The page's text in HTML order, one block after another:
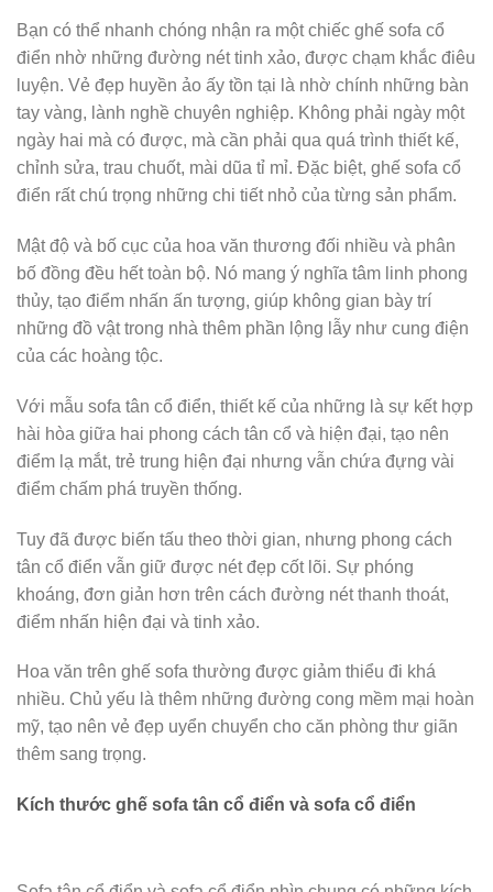
Bạn có thể nhanh chóng nhận ra một chiếc ghế sofa cổ
điển nhờ những đường nét tinh xảo, được chạm khắc điêu
luyện. Vẻ đẹp huyền ảo ấy tồn tại là nhờ chính những bàn
tay vàng, lành nghề chuyên nghiệp. Không phải ngày một
ngày hai mà có được, mà cần phải qua quá trình thiết kế,
chỉnh sửa, trau chuốt, mài dũa tỉ mỉ. Đặc biệt, ghế sofa cổ
điển rất chú trọng những chi tiết nhỏ của từng sản phẩm.
Mật độ và bố cục của hoa văn thương đối nhiều và phân
bố đồng đều hết toàn bộ. Nó mang ý nghĩa tâm linh phong
thủy, tạo điểm nhấn ấn tượng, giúp không gian bày trí
những đồ vật trong nhà thêm phần lộng lẫy như cung điện
của các hoàng tộc.
Với mẫu sofa tân cổ điển, thiết kế của những là sự kết hợp
hài hòa giữa hai phong cách tân cổ và hiện đại, tạo nên
điểm lạ mắt, trẻ trung hiện đại nhưng vẫn chứa đựng vài
điểm chấm phá truyền thống.
Tuy đã được biến tấu theo thời gian, nhưng phong cách
tân cổ điển vẫn giữ được nét đẹp cốt lõi. Sự phóng
khoáng, đơn giản hơn trên cách đường nét thanh thoát,
điểm nhấn hiện đại và tinh xảo.
Hoa văn trên ghế sofa thường được giảm thiểu đi khá
nhiều. Chủ yếu là thêm những đường cong mềm mại hoàn
mỹ, tạo nên vẻ đẹp uyển chuyển cho căn phòng thư giãn
thêm sang trọng.
Kích thước ghế sofa tân cổ điển và sofa cổ điển